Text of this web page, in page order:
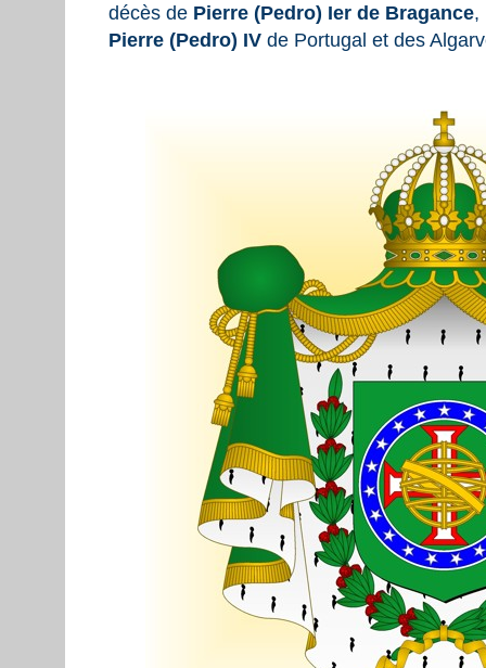
décès de Pierre (Pedro) Ier de Bragance,
Pierre (Pedro) IV de Portugal et des